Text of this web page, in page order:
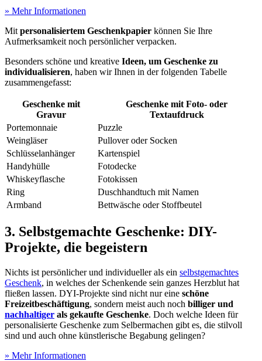
» Mehr Informationen
Mit personalisiertem Geschenkpapier können Sie Ihre
Aufmerksamkeit noch persönlicher verpacken.
Besonders schöne und kreative Ideen, um Geschenke zu
individualisieren, haben wir Ihnen in der folgenden Tabelle
zusammengefasst:
Geschenke mit
Gravur
Geschenke mit Foto- oder
Textaufdruck
Portemonnaie
Puzzle
Weingläser
Pullover oder Socken
Schlüsselanhänger
Kartenspiel
Handyhülle
Fotodecke
Whiskeyflasche
Fotokissen
Ring
Duschhandtuch mit Namen
Armband
Bettwäsche oder Stoffbeutel
3. Selbstgemachte Geschenke: DIY-
Projekte, die begeistern
Nichts ist persönlicher und individueller als ein selbstgemachtes
Geschenk, in welches der Schenkende sein ganzes Herzblut hat
fließen lassen. DYI-Projekte sind nicht nur eine schöne
Freizeitbeschäftigung, sondern meist auch noch billiger und
nachhaltiger als gekaufte Geschenke. Doch welche Ideen für
personalisierte Geschenke zum Selbermachen gibt es, die stilvoll
sind und auch ohne künstlerische Begabung gelingen?
» Mehr Informationen